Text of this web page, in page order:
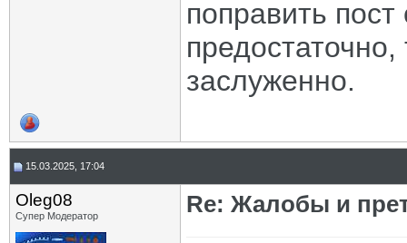
поправить
заслуженно.
15.03.2025, 17:04
Oleg08
Супер Модератор Re: Жалобы и